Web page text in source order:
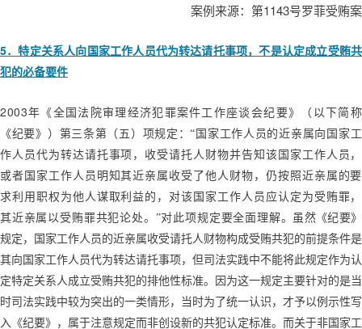
案例来源：第1143号罗菲受贿案
5．特定关系人向国家工作人员代为转达请托事项，不是认定成立受贿共
犯的必备要件
2003年《全国法院审理经济犯罪案件工作座谈会纪要》（以下简称
《纪要》）第三条第（五）项规定：“国家工作人员的近亲属向国家工
作人员代为转达请托事项，收受请托人财物并告知该国家工作人员，
或者国家工作人员明知其近亲属收受了他人财物，仍按照近亲属的要
求利用职权为他人谋取利益的，对该国家工作人员应认定为受贿罪，
其近亲属以受贿罪共犯论处。”对此项规定要全面理解。
虽然《纪要》
规定，国家工作人员的近亲属收受请托人财物构成受贿共犯的前提条件是
其向国家工作人员代为转达请托事项，但司法实践中不能将此规定作为认
定特定关系人成立受贿共犯的排他性标准。因为这一规定主要针对的是当
时司法实践中较为突出的一类情形，当时为了统一认识，才予以例示性写
入《纪要》，属于注意规定而非创设新的共犯认定标准。而关于非国家工